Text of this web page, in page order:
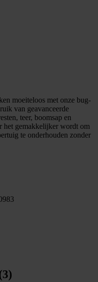
moeiteloos met onze bug-
van geavanceerde
teer, boomsap en
het gemakkelijker wordt om
te onderhouden zonder